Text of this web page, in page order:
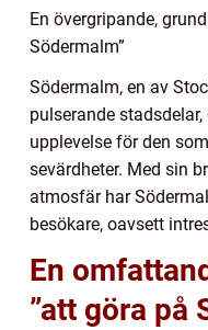
En övergripande,
Södermalm”
Södermalm, en av
pulserande
upplevelse för den
sevärdheter. Med sin
atmosfär har
besökare, oavsett
En
”att göra på